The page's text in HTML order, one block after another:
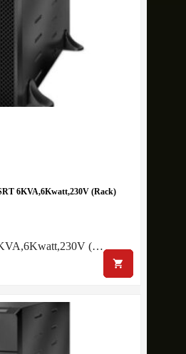
6KVA,6Kwatt,230V (Rack)
(…